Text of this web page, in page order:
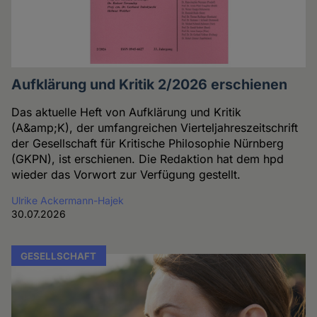
Aufklärung und Kritik 2/2026 erschienen
Das aktuelle Heft von Aufklärung und Kritik
(A&amp;K), der umfangreichen Vierteljahreszeitschrift
der Gesellschaft für Kritische Philosophie Nürnberg
(GKPN), ist erschienen. Die Redaktion hat dem hpd
wieder das Vorwort zur Verfügung gestellt.
Ulrike Ackermann-Hajek
30.07.2026
GESELLSCHAFT